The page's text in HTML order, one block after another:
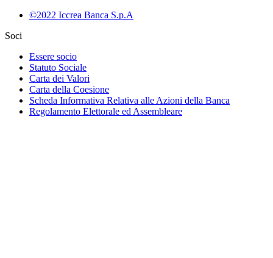
©2022 Iccrea Banca S.p.A
Soci
Essere socio
Statuto Sociale
Carta dei Valori
Carta della Coesione
Scheda Informativa Relativa alle Azioni della Banca
Regolamento Elettorale ed Assembleare